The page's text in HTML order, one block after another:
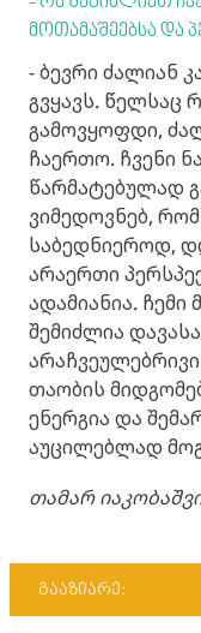
მოთამაშეებსა და
- ბევრი ძალიან
გვყავს. წელსაც
გამოვყოფდი,
ჩაერთო. ჩვენი
წარმატებულად
ვიმედოვნებ,
საბედნიეროდ,
არაერთი
ადამიანია. ჩემი
შემიძლია
თაობის
ენერგია და
აუცილებლად
თამარ
გააზიარე: